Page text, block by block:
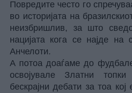
Повредите често го
во историјата на
неизбришлив, за што
нацијата кога се најде на
Анчелоти.
А потоа доаѓаме до
освојувале Златни
бескрајни дебати за тоа кој